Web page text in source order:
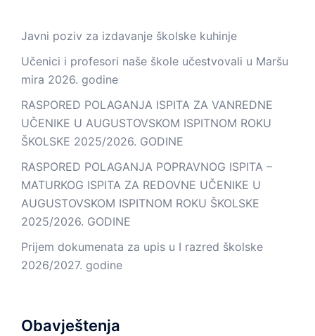
Javni poziv za izdavanje školske kuhinje
Učenici i profesori naše škole učestvovali u Maršu
mira 2026. godine
RASPORED POLAGANJA ISPITA ZA VANREDNE
UČENIKE U AUGUSTOVSKOM ISPITNOM ROKU
ŠKOLSKE 2025/2026. GODINE
RASPORED POLAGANJA POPRAVNOG ISPITA –
MATURKOG ISPITA ZA REDOVNE UČENIKE U
AUGUSTOVSKOM ISPITNOM ROKU ŠKOLSKE
2025/2026. GODINE
Prijem dokumenata za upis u I razred školske
2026/2027. godine
Obavještenja